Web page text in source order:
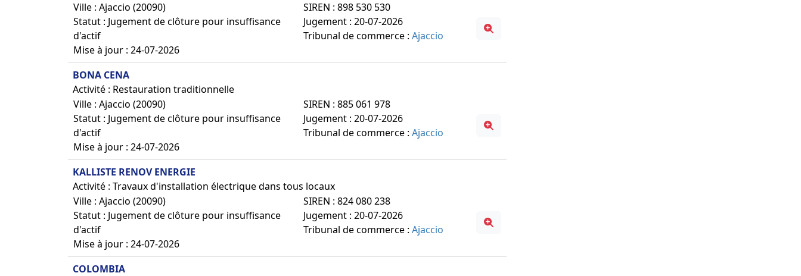
Ville : Ajaccio (20090)
Statut : Jugement de clôture pour insuffisance
d'actif
Mise à jour : 24-07-2026
SIREN : 898 530 530
Jugement : 20-07-2026
Tribunal de commerce : Ajaccio
BONA CENA
Activité : Restauration traditionnelle
Ville : Ajaccio (20090)
Statut : Jugement de clôture pour insuffisance
d'actif
Mise à jour : 24-07-2026
SIREN : 885 061 978
Jugement : 20-07-2026
Tribunal de commerce : Ajaccio
KALLISTE RENOV ENERGIE
Activité : Travaux d'installation électrique dans tous locaux
Ville : Ajaccio (20090)
Statut : Jugement de clôture pour insuffisance
d'actif
Mise à jour : 24-07-2026
SIREN : 824 080 238
Jugement : 20-07-2026
Tribunal de commerce : Ajaccio
COLOMBIA